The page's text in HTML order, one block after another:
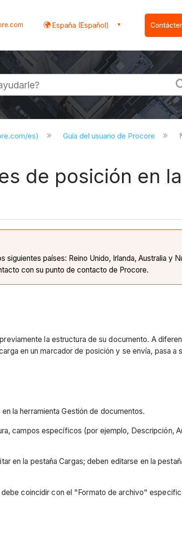
España (Español)
es) Guía del usuario de Procore
de posición en
países: Reino Unido, Irlanda, Australia y
con su punto de contacto de Procore.
la estructura de su documento. A
en un marcador de posición y se envía, pasa a
la herramienta Gestión de documentos.
campos específicos (por ejemplo, Descripción,
en la pestaña Cargas; deben editarse en la
coincidir con el "Formato de archivo"